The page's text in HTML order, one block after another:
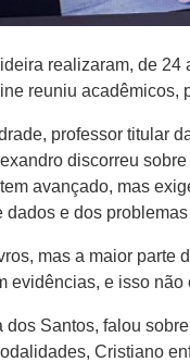
realizaram, de
reuniu acadêmicos,
professor titular
discorreu
avançado, mas
e dos
mas a maior parte
e isso
Santos, falou
Cristiano